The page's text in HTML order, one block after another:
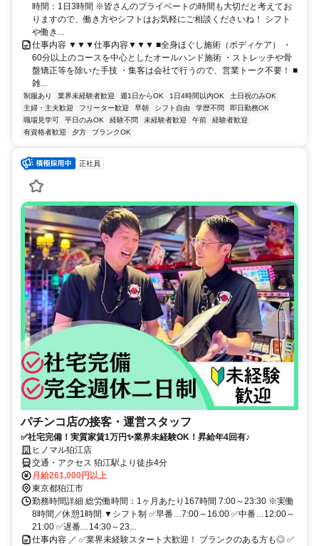
時間：1日3時間 ※皆さんのプライベートの時間も大切だと考えてお
りますので、働き方やシフトはお気軽にご相談くださいね！ シフト
や働き...
仕事内容 ▼▼▼仕事内容▼▼▼ ■全身ほぐし施術（ボディケア） ・
60分以上のコースを中心としたオールハンド施術 ・ストレッチや骨
盤矯正等を除いた手技 ・集客は会社で行うので、営業トーク不要！ ■
雑...
制服あり 業界未経験者歓迎 週1日からOK 1日4時間以内OK
土日祝のみOK
主婦・主夫歓迎
フリーター歓迎 早朝 シフト自由 学歴不問
即日勤務OK
職場見学可
平日のみOK 経験不問 未経験者歓迎 午前
経験者歓迎
有資格者歓迎
夕方 ブランクOK
正社員
パチンコ店の接客・運営スタッフ
✅社宅完備！実質家賃1万円✨業界未経験OK！昇給年4回有♪
ヒノマル狛江店
交通・アクセス 狛江駅より徒歩4分
月給261,000円以上
東京都狛江市
勤務時間詳細 総労働時間：1ヶ月あたり167時間 7:00～23:30 ※実働
8時間／休憩1時間 ▼シフト制 ✅早番…7:00～16:00 ✅中番…12:00～
21:00 ✅遅番…14:30～23...
仕事内容 ／ ✅業界未経験スタート大歓迎！ ブランクのある方も◎ ✅